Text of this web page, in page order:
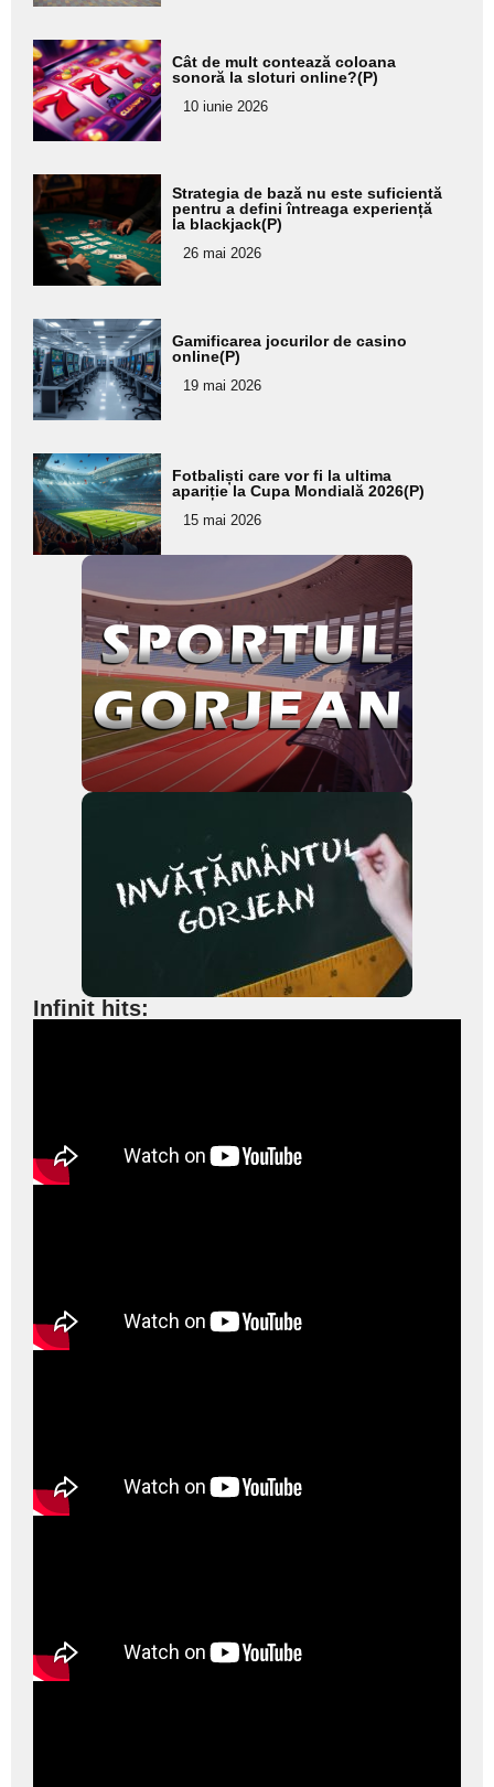
Adaugă
aici textul
pentru
subtitlu
Cât de mult contează coloana
sonoră la sloturi online?(P)
10 iunie 2026
Adaugă
aici textul
pentru
subtitlu
Strategia de bază nu este suficientă
pentru a defini întreaga experiență
la blackjack(P)
26 mai 2026
Adaugă
aici textul
pentru
subtitlu
Gamificarea jocurilor de casino
online(P)
19 mai 2026
Adaugă
aici textul
pentru
subtitlu
Fotbaliști care vor fi la ultima
apariție la Cupa Mondială 2026(P)
15 mai 2026
Infinit hits: